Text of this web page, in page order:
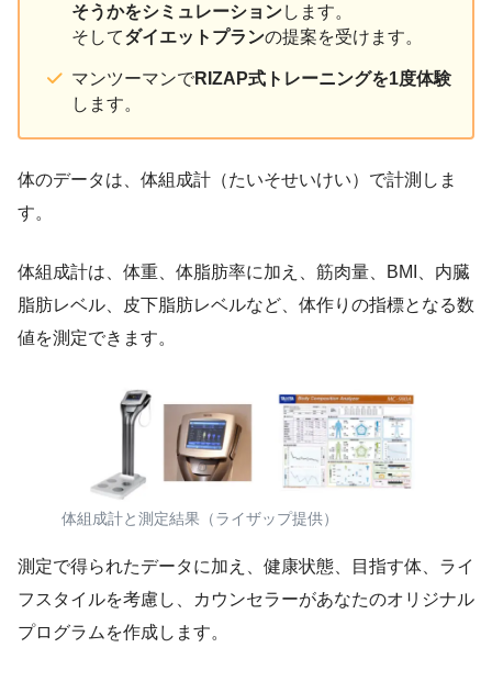
そうかをシミュレーションします。
そしてダイエットプランの提案を受けます。
マンツーマンでRIZAP式トレーニングを1度体験
します。
体のデータは、体組成計（たいそせいけい）で計測しま
す。
体組成計は、体重、体脂肪率に加え、筋肉量、BMI、内臓
脂肪レベル、皮下脂肪レベルなど、体作りの指標となる数
値を測定できます。
体組成計と測定結果（ライザップ提供）
測定で得られたデータに加え、健康状態、目指す体、ライ
フスタイルを考慮し、カウンセラーがあなたのオリジナル
プログラムを作成します。